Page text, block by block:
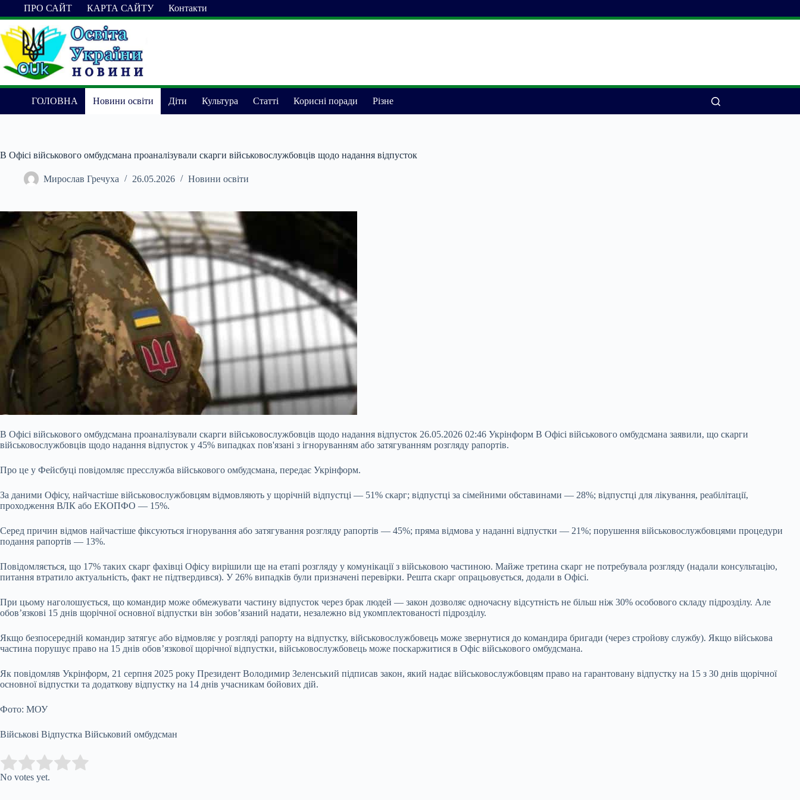
Перейти
до
вмісту
ПРО САЙТ КАРТА САЙТУ Контакти
ГОЛОВНА Новини освіти Діти Культура Статті Корисні поради Різне
В Офісі військового омбудсмана проаналізували скарги військовослужбовців щодо надання відпусток
Мирослав Гречуха 26.05.2026 Новини освіти
В Офісі військового омбудсмана проаналізували скарги військовослужбовців щодо надання відпусток 26.05.2026 02:46 Укрінформ В Офісі військового омбудсмана заявили, що скарги
військовослужбовців щодо надання відпусток у 45% випадках пов'язані з ігноруванням або затягуванням розгляду рапортів.
Про це у Фейсбуці повідомляє пресслужба військового омбудсмана, передає Укрінформ.
За даними Офісу, найчастіше військовослужбовцям відмовляють у щорічній відпустці — 51% скарг; відпустці за сімейними обставинами — 28%; відпустці для лікування, реабілітації,
проходження ВЛК або ЕКОПФО — 15%.
Серед причин відмов найчастіше фіксуються ігнорування або затягування розгляду рапортів — 45%; пряма відмова у наданні відпустки — 21%; порушення військовослужбовцями процедури
подання рапортів — 13%.
Повідомляється, що 17% таких скарг фахівці Офісу вирішили ще на етапі розгляду у комунікації з військовою частиною. Майже третина скарг не потребувала розгляду (надали консультацію,
питання втратило актуальність, факт не підтвердився). У 26% випадків були призначені перевірки. Решта скарг опрацьовується, додали в Офісі.
При цьому наголошується, що командир може обмежувати частину відпусток через брак людей — закон дозволяє одночасну відсутність не більш ніж 30% особового складу підрозділу. Але
обов’язкові 15 днів щорічної основної відпустки він зобов’язаний надати, незалежно від укомплектованості підрозділу.
Якщо безпосередній командир затягує або відмовляє у розгляді рапорту на відпустку, військовослужбовець може звернутися до командира бригади (через стройову службу). Якщо військова
частина порушує право на 15 днів обов’язкової щорічної відпустки, військовослужбовець може поскаржитися в Офіс військового омбудсмана.
Як повідомляв Укрінформ, 21 серпня 2025 року Президент Володимир Зеленський підписав закон, який надає військовослужбовцям право на гарантовану відпустку на 15 з 30 днів щорічної
основної відпустки та додаткову відпустку на 14 днів учасникам бойових дій.
Фото: МОУ
Військові Відпустка Військовий омбудсман
Rate this item:
No votes yet.